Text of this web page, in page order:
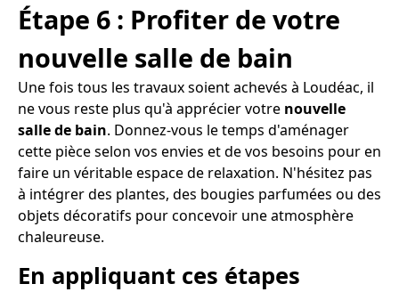
Étape 6 : Profiter de votre
nouvelle salle de bain
Une fois tous les travaux soient achevés à Loudéac, il
ne vous reste plus qu'à apprécier votre nouvelle
salle de bain. Donnez-vous le temps d'aménager
cette pièce selon vos envies et de vos besoins pour en
faire un véritable espace de relaxation. N'hésitez pas
à intégrer des plantes, des bougies parfumées ou des
objets décoratifs pour concevoir une atmosphère
chaleureuse.
En appliquant ces étapes